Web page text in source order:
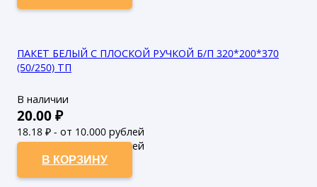
ПАКЕТ БЕЛЫЙ С ПЛОСКОЙ РУЧКОЙ Б/П 320*200*370
(50/250) ТП
В наличии
20.00₽
18.18 ₽ - от 10.000 рублей
16.53₽ - от 50.000 рублей
В КОРЗИНУ